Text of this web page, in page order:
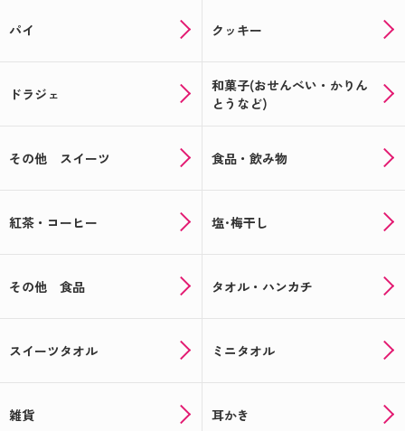
パイ クッキー
ドラジェ
和菓子(おせんべい・かりん
とうなど)
その他 スイーツ 食品・飲み物
紅茶・コーヒー 塩･梅干し
その他 食品 タオル・ハンカチ
スイーツタオル ミニタオル
雑貨 耳かき